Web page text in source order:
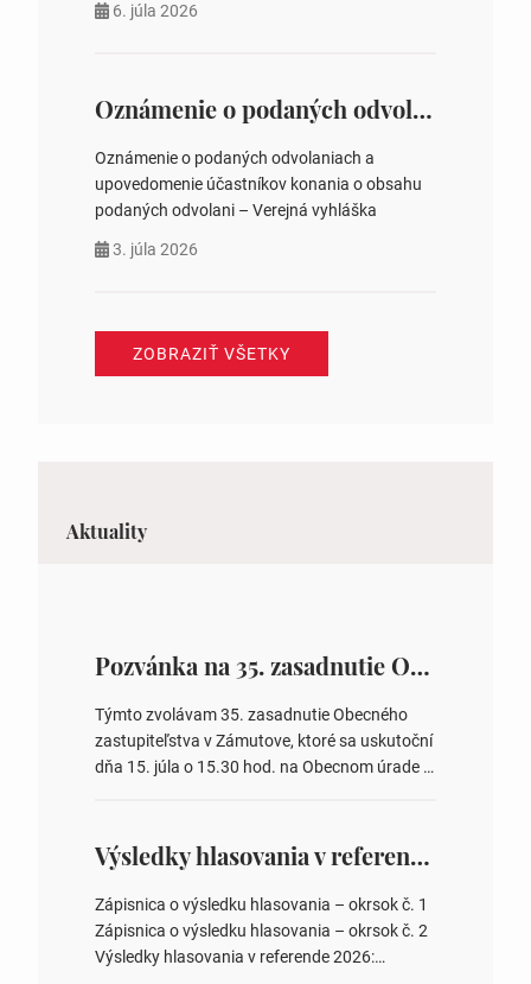
na hlasovaní https://www.volbysr.sk/…
6. júla 2026
Oznámenie o podaných odvolaniach a upovedomenie účastníkov konania o obsahu podaných odvolani – Verejná vyhláška
Oznámenie o podaných odvolaniach a
upovedomenie účastníkov konania o obsahu
podaných odvolani – Verejná vyhláška
3. júla 2026
ZOBRAZIŤ VŠETKY
Aktuality
Pozvánka na 35. zasadnutie OZ v Zámutove
Týmto zvolávam 35. zasadnutie Obecného
zastupiteľstva v Zámutove, ktoré sa uskutoční
dňa 15. júla o 15.30 hod. na Obecnom úrade v
overovateľov zápisnice 3. Určenie volebných
obvodov pre voľby poslancov obecných
zastupiteľstiev, počtu poslancov obecných
zastupiteľstiev v nich 4. Schválenie odpredaja
obecného pozemku –…
Výsledky hlasovania v referende 2026
Zápisnica o výsledku hlasovania – okrsok č. 1
Zápisnica o výsledku hlasovania – okrsok č. 2
Výsledky hlasovania v referende 2026: